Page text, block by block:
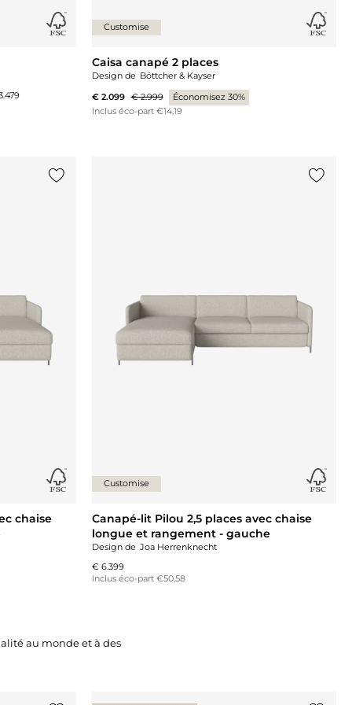
Customise
Caisa canapé 2 places
Design de Böttcher & Kayser
€ 2.099 € 2.999
Économisez 30%
Inclus éco-part €14,19
chaise
Customise
Canapé-lit Pilou 2,5 places avec chaise
longue et rangement - gauche
Design de Joa Herrenknecht
€ 6.399
Inclus éco-part €50,58
au monde et à des